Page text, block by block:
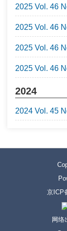
2025 Vol. 46
2025 Vol. 46
2025 Vol. 46
2025 Vol. 46
2024
2024 Vol. 45
京ICP
网络